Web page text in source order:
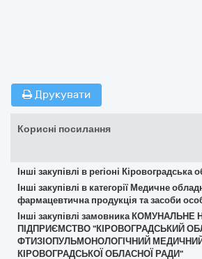
Друкувати
Корисні посилання
Інші закупівлі в регіоні Кіровоградська
Інші закупівлі в категорії Медичне
фармацевтична продукція та засоби
Інші закупівлі замовника
ПІДПРИЄМСТВО "КІРОВОГРАДСЬКИЙ
ФТИЗІОПУЛЬМОНОЛОГІЧНИЙ
КІРОВОГРАДСЬКОЇ ОБЛАСНОЇ РАДИ"